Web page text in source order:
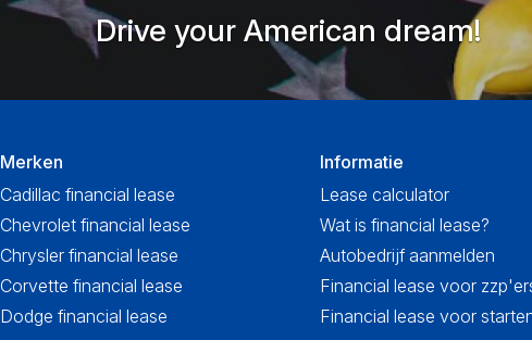
Drive your American dream!
Merken
Cadillac financial lease
Chevrolet financial lease
Chrysler financial lease
Corvette financial lease
Dodge financial lease
Informatie
Lease calculator
Wat is financial lease?
Autobedrijf aanmelden
Financial lease voor
Financial lease voor